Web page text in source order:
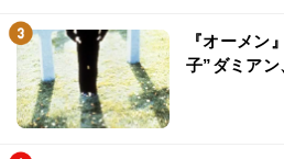
『オーメン
子”ダミアン